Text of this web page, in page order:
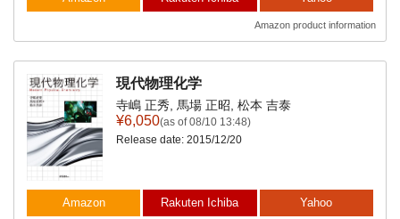
Amazon product information
現代物理化学
寺嶋 正秀, 馬場 正昭, 松本 吉泰
¥6,050(as of 08/10 13:48)
Release date: 2015/12/20
Amazon Rakuten Ichiba Yahoo